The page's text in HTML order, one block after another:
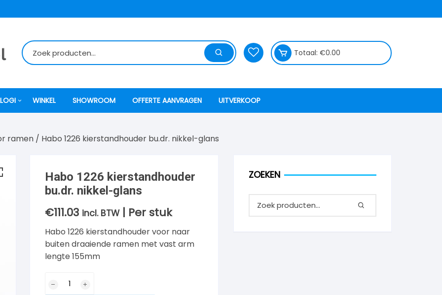
Totaal: €0.00
WINKEL SHOWROOM OFFERTE AANVRAGEN UITVERKOOP
ramen / Habo 1226 kierstandhouder bu.dr. nikkel-glans
Habo 1226 kierstandhouder
bu.dr. nikkel-glans
€111.03 incl. BTW | Per stuk
Habo 1226 kierstandhouder voor naar
buiten draaiende ramen met vast arm
lengte 155mm
ZOEKEN